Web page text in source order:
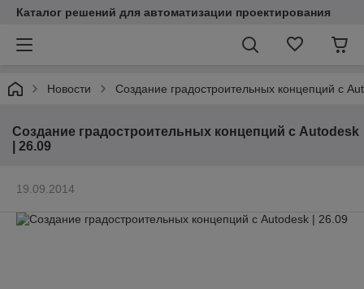
Каталог решений для автоматизации проектирования
Новости Создание градостроительных концепций с
Создание градостроительных концепций с Autodesk
| 26.09
19.09.2014